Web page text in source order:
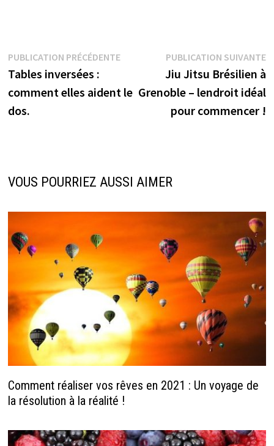
Navigation
de
l’article
PUBLICATION PRÉCÉDENTEPublication
précédente :
Tables inversées :
comment elles aident le
dos.
PUBLICATION SUIVANTE
Jiu Jitsu Brésilien à
Grenoble – lendroit idéal
pour commencer !
VOUS POURRIEZ AUSSI AIMER
Comment réaliser vos rêves en 2021 : Un voyage de
la résolution à la réalité !